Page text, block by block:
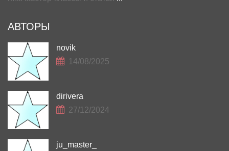
АВТОРЫ
novik
14/08/2025
dirivera
27/12/2024
ju_master_